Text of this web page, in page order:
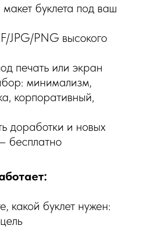
буклета под ваш
JPG/PNG высокого
печать или экран
минимализм,
корпоративный,
доработки и новых
бесплатно
какой буклет нужен: